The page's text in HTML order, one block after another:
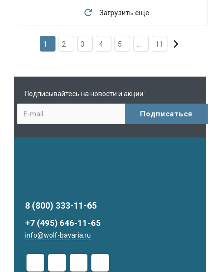
Загрузить еще
1 2 3 4 5 11
Подписывайтесь на новости и акции:
8 (800) 333-11-65
+7 (495) 646-11-65
info@wolf-bavaria.ru